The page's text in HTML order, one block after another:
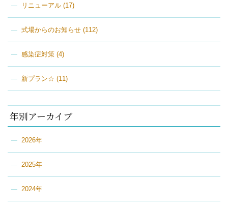
リニューアル(17)
式場からのお知らせ(112)
感染症対策(4)
新プラン☆ (11)
年別アーカイブ
2026年
2025年
2024年